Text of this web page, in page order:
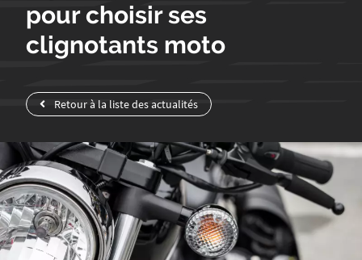
pour choisir ses
clignotants moto
Retour à la liste des actualités